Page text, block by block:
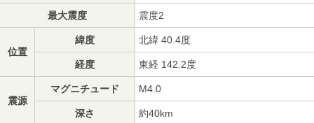
最大震度 震度2
位置
緯度 北緯 40.4度
経度 東経 142.2度
震源
マグニチュード M4.0
深さ 約40km